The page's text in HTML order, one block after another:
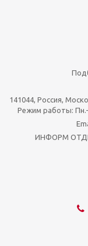
141044, Россия,
Режим работы:
ИНФОРМ